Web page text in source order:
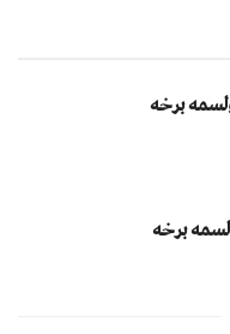
برخه
برخه